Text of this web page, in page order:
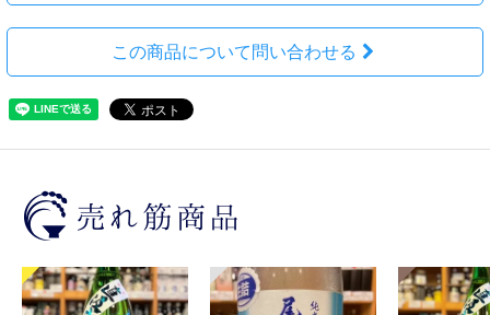
この商品について問い合わせる